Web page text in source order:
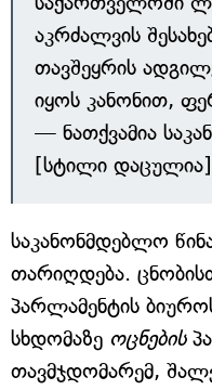
აკრძალვის
თავშეყრის
იყოს კანონით,
— ნათქვამია
[სტილი დაცულია]
საკანონმდებლო
თარიღდება.
პარლამენტის
სხდომაზე ოცნების
თავმჯდომარემ,